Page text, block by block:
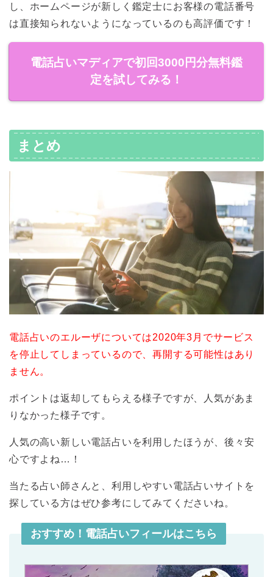
し、ホームページが新しく鑑定士にお客様の電話番号
は直接知られないようになっているのも高評価です！
電話占いマディアで初回3000円分無料鑑
定を試してみる！
まとめ
電話占いのエルーザについては2020年3月でサービス
を停止してしまっているので、再開する可能性はあり
ません。
ポイントは返却してもらえる様子ですが、人気があま
りなかった様子です。
人気の高い新しい電話占いを利用したほうが、後々安
心ですよね…！
当たる占い師さんと、利用しやすい電話占いサイトを
探している方はぜひ参考にしてみてくださいね。
おすすめ！電話占いフィールはこちら